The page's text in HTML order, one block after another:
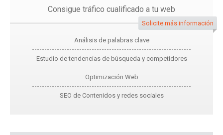
Consigue tráfico cualificado a tu web
Solicite más información
Análisis de palabras clave
Estudio de tendencias de búsqueda y competidores
Optimización Web
SEO de Contenidos y redes sociales